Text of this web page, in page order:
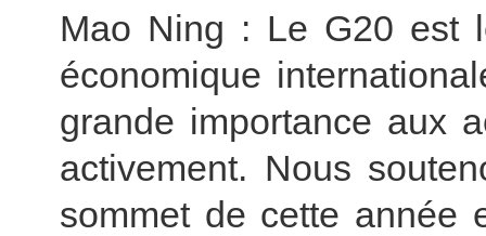
Mao Ning : Le G20 est
économique
grande importance aux
activement. Nous
sommet de cette année